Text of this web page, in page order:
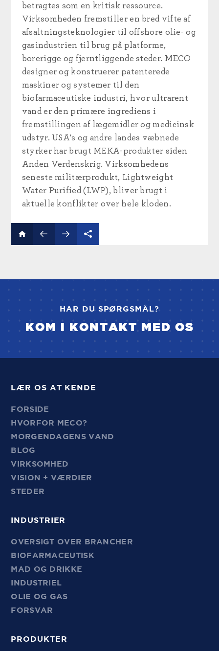
betragtes som en kritisk ressource.
Virksomheden fremstiller en bred vifte af
afsaltningsteknologier til offshore olie- og
gasindustrien til brug på platforme,
borerigge og fjerntliggende steder. MECO
designer og konstruerer patenterede
maskiner og systemer til den
biofarmaceutiske industri, hvor ultrarent
vand er den primære ingrediens i
fremstillingen af lægemidler og medicinsk
udstyr. USA's og andre landes væbnede
styrker har brugt MEKA-produkter siden
Anden Verdenskrig. Virksomhedens
seneste militærprodukt, Lightweight
Water Purified (LWP), bliver brugt i
aktuelle konflikter over hele kloden.
HAR DU SPØRGSMÅL?
KOM I KONTAKT MED OS
LÆR OS AT KENDE
FORSIDE
HVORFOR MECO?
MORGENDAGENS VAND
BLOG
VIRKSOMHED
VISION + VÆRDIER
STEDER
INDUSTRIER
OVERSIGT OVER BRANCHER
BIOFARMACEUTISK
MAD OG DRIKKE
INDUSTRIEL
OLIE OG GAS
FORSVAR
PRODUKTER